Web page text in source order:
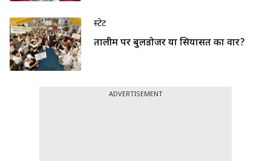
स्टेट
तालीम पर बुलडोजर या सियासत का वार?
ADVERTISEMENT